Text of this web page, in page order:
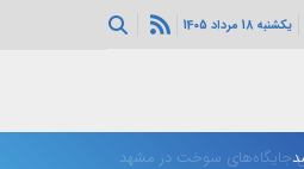
یکشنبه 18 مرداد 1405
جایگاه‌های سوخت در مشهد